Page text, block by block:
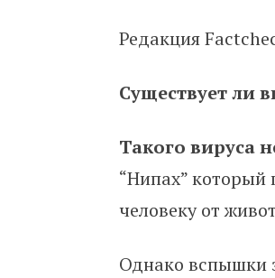
Редакция
Существует ли
Такого вируса
“Нипах” который
человеку от
Однако вспышки